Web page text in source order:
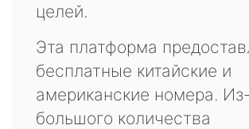
целей.
Эта платформа
бесплатные китайские и
американские номера.
большого количества